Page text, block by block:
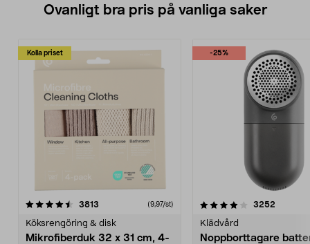
att hantera även i kallare väderlek.
Ovanligt bra pris på vanliga saker
Kolla priset
3813 (9,97/st)
Köksrengöring & disk
Mikrofiberduk 32 x 31 cm, 4-
-25%
4.0av 5 stjärnor 3252
Klädvård
Noppborttagare
4.5av 5 stjärnor